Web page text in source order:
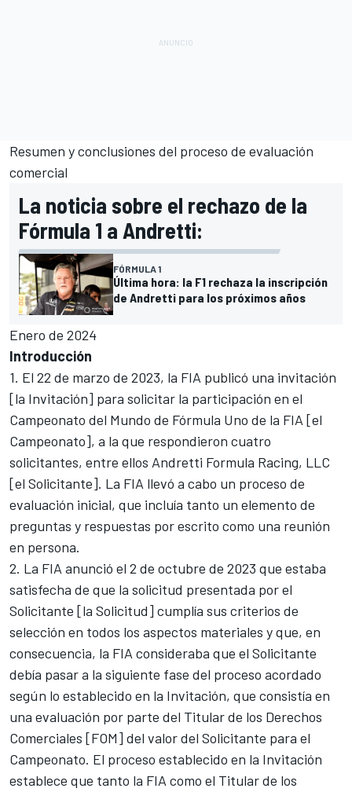
Resumen y conclusiones del proceso de evaluación
comercial
La noticia sobre el rechazo de la
Fórmula 1 a Andretti:
FÓRMULA 1
Última hora: la F1 rechaza la inscripción
de Andretti para los próximos años
Enero de 2024
Introducción
1. El 22 de marzo de 2023, la FIA publicó una invitación
[la Invitación] para solicitar la participación en el
Campeonato del Mundo de Fórmula Uno de la FIA [el
Campeonato], a la que respondieron cuatro
solicitantes, entre ellos Andretti Formula Racing, LLC
[el Solicitante]. La FIA llevó a cabo un proceso de
evaluación inicial, que incluía tanto un elemento de
preguntas y respuestas por escrito como una reunión
en persona.
2. La FIA anunció el 2 de octubre de 2023 que estaba
satisfecha de que la solicitud presentada por el
Solicitante [la Solicitud] cumplía sus criterios de
selección en todos los aspectos materiales y que, en
consecuencia, la FIA consideraba que el Solicitante
debía pasar a la siguiente fase del proceso acordado
según lo establecido en la Invitación, que consistía en
una evaluación por parte del Titular de los Derechos
Comerciales [FOM] del valor del Solicitante para el
Campeonato. El proceso establecido en la Invitación
establece que tanto la FIA como el Titular de los